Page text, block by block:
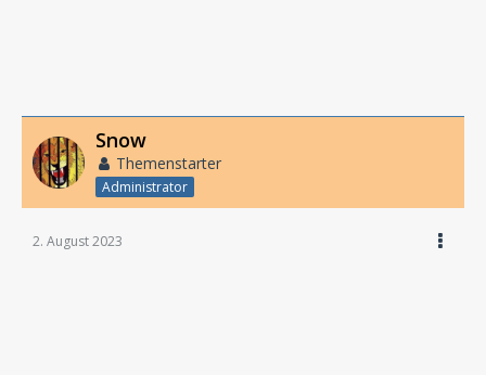
Snow
Themenstarter
Administrator
2. August 2023